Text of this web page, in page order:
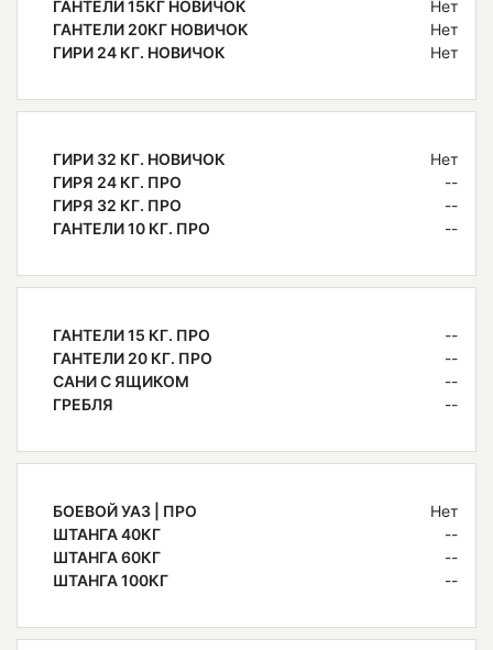
ГАНТЕЛИ 15КГ НОВИЧОК
Нет
ГАНТЕЛИ 20КГ НОВИЧОК
Нет
ГИРИ 24 КГ. НОВИЧОК
Нет
ГИРИ 32 КГ. НОВИЧОК
Нет
ГИРЯ 24 КГ. ПРО
--
ГИРЯ 32 КГ. ПРО
--
ГАНТЕЛИ 10 КГ. ПРО
--
ГАНТЕЛИ 15 КГ. ПРО
--
ГАНТЕЛИ 20 КГ. ПРО
--
САНИ С ЯЩИКОМ
--
ГРЕБЛЯ
--
БОЕВОЙ УАЗ | ПРО
Нет
ШТАНГА 40КГ
--
ШТАНГА 60КГ
--
ШТАНГА 100КГ
--